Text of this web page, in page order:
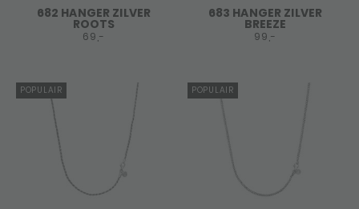
682 HANGER ZILVER
ROOTS
69,-
683 HANGER ZILVER
BREEZE
99,-
POPULAIR POPULAIR